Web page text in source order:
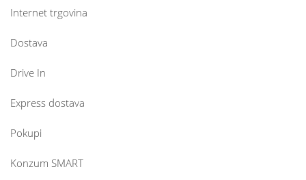
Internet trgovina
Dostava
Drive In
Express dostava
Pokupi
Konzum SMART